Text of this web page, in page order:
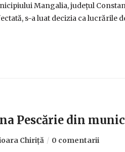
Mangalia, județul
s-a luat decizia ca lucrările
Pescărie din
Chiriță 0 comentarii